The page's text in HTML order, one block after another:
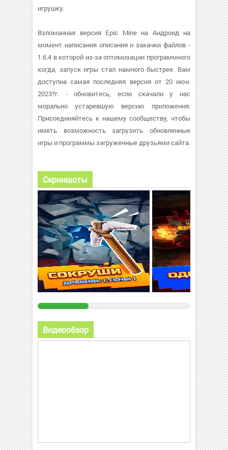
игрушку.
Взломанная версия Epic Mine на Андроид на
момент написания описания и закачки файлов -
1.6.4 в которой из-за оптимизации программного
когда, запуск игры стал намного быстрее. Вам
доступна самая последняя версия от 20 июн.
2023?г. - обновитесь, если скачали у нас
морально устаревшую версию приложения.
Присоединяйтесь к нашему сообществу, чтобы
иметь возможность загрузить обновленные
игры и программы загруженные друзьями сайта.
Скриншоты
Видеообзор